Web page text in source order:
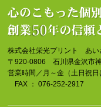
株式会社栄光プリント あい
〒920-0806 石川県金沢市
営業時間／月～金（土日祝
FAX ： 076-252-2917